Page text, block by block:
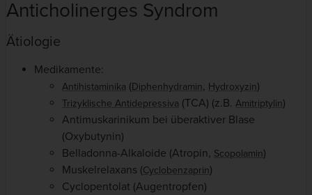
Anticholinerges Syndrom
Ätiologie
Medikamente:
Antihistaminika (Diphenhydramin, Hydroxyzin)
Trizyklische Antidepressiva (TCA) (z.B. Amitriptylin)
Antimuskarinikum bei überaktiver Blase
(Oxybutynin)
Belladonna-Alkaloide (Atropin, Scopolamin)
Muskelrelaxans (Cyclobenzaprin)
Cyclopentolat (Augentropfen)